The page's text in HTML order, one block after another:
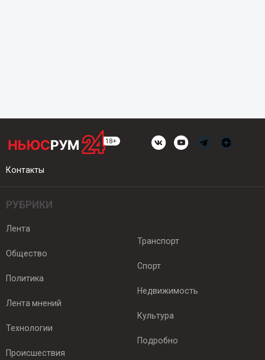
Контакты
РУБРИКИ
Лента
Общество
Политика
Лента мнений
Технологии
Происшествия
Транспорт
Спорт
Недвижимость
Культура
Подробно